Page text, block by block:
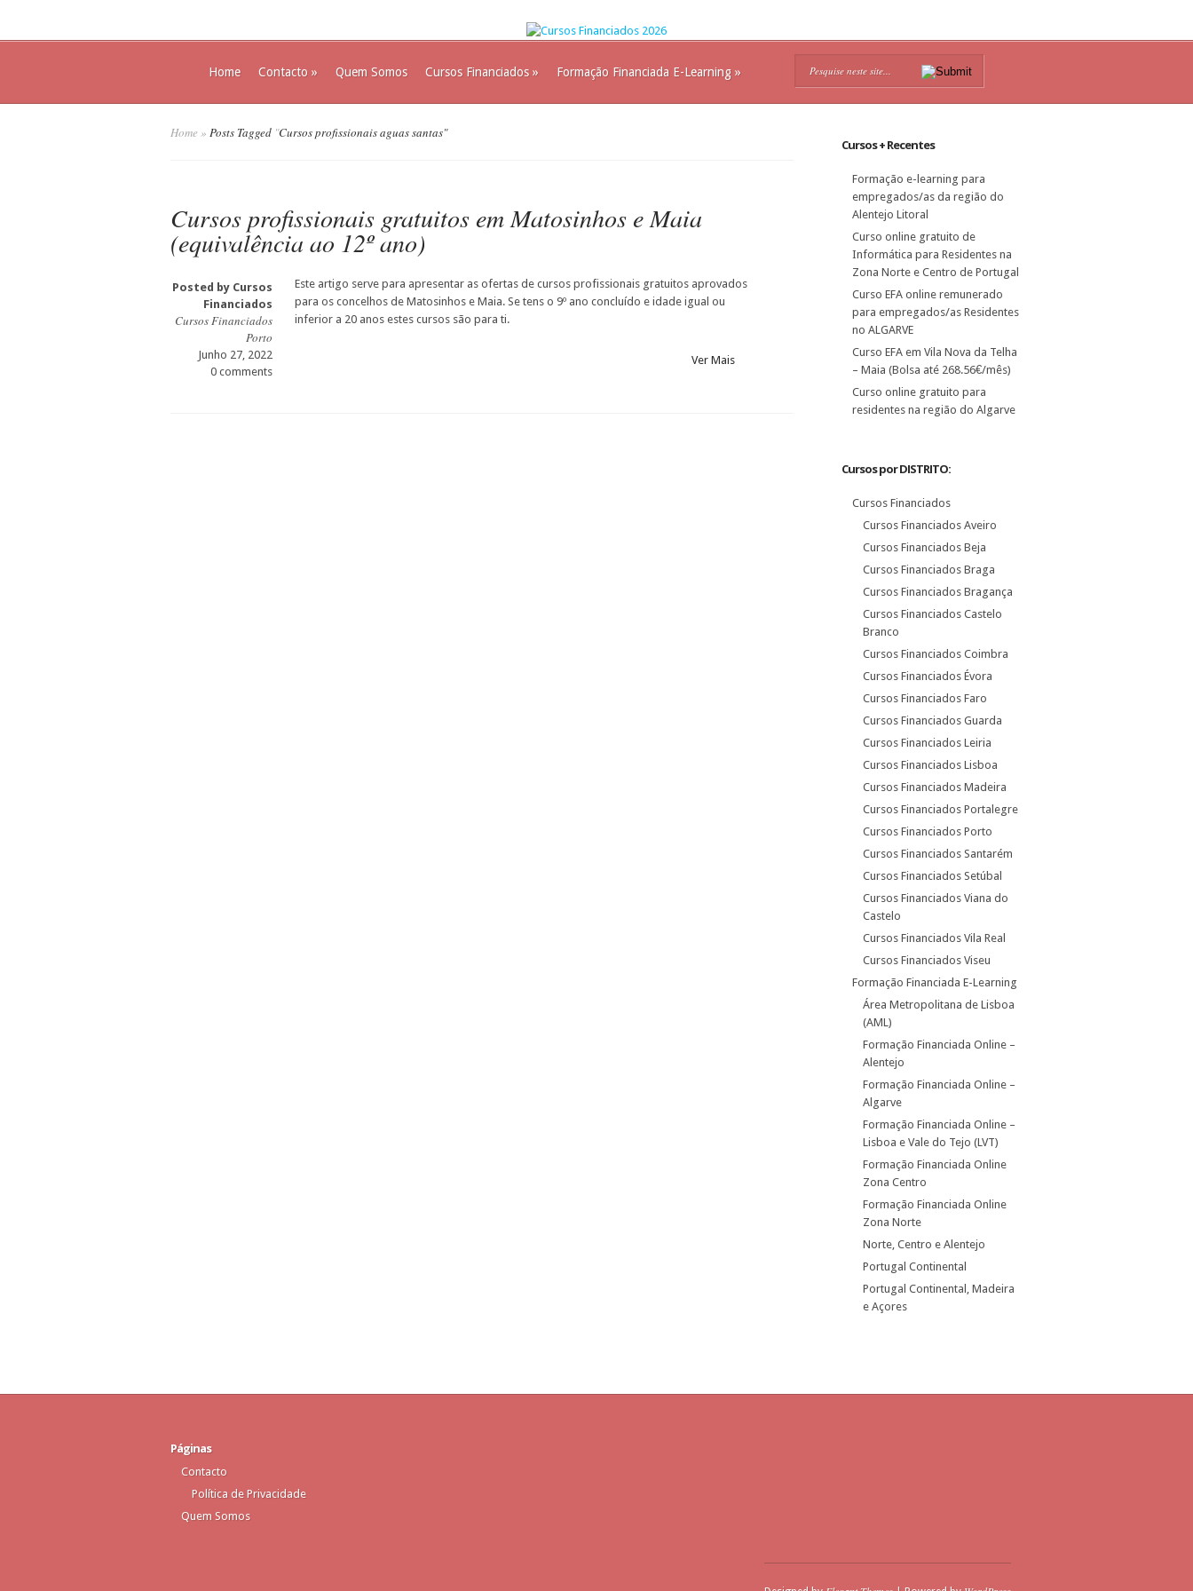
Home Contacto » Quem Somos Cursos Financiados» Formação Financiada E-Learning »
Home » Posts Tagged "Cursos profissionais aguas santas"
Cursos profissionais gratuitos em Matosinhos e Maia
(equivalência ao 12º ano)
Posted by Cursos
Financiados
Cursos Financiados
Porto
Junho 27, 2022
0 comments
Este artigo serve para apresentar as ofertas de cursos profissionais gratuitos aprovados
para os concelhos de Matosinhos e Maia. Se tens o 9º ano concluído e idade igual ou
inferior a 20 anos estes cursos são para ti.
Ver Mais
Cursos + Recentes
Formação e-learning para
empregados/as da região do
Alentejo Litoral
Curso online gratuito de
Informática para Residentes na
Zona Norte e Centro de Portugal
Curso EFA online remunerado
para empregados/as Residentes
no ALGARVE
Curso EFA em Vila Nova da Telha
– Maia (Bolsa até 268.56€/mês)
Curso online gratuito para
residentes na região do Algarve
Cursos por DISTRITO:
Cursos Financiados
Cursos Financiados Aveiro
Cursos Financiados Beja
Cursos Financiados Braga
Cursos Financiados Bragança
Cursos Financiados Castelo
Branco
Cursos Financiados Coimbra
Cursos Financiados Évora
Cursos Financiados Faro
Cursos Financiados Guarda
Cursos Financiados Leiria
Cursos Financiados Lisboa
Cursos Financiados Madeira
Cursos Financiados Portalegre
Cursos Financiados Porto
Cursos Financiados Santarém
Cursos Financiados Setúbal
Cursos Financiados Viana do
Castelo
Cursos Financiados Vila Real
Cursos Financiados Viseu
Formação Financiada E-Learning
Área Metropolitana de Lisboa
(AML)
Formação Financiada Online –
Alentejo
Formação Financiada Online –
Algarve
Formação Financiada Online –
Lisboa e Vale do Tejo (LVT)
Formação Financiada Online
Zona Centro
Formação Financiada Online
Zona Norte
Norte, Centro e Alentejo
Portugal Continental
Portugal Continental, Madeira
e Açores
Páginas
Contacto
Política de Privacidade
Quem Somos